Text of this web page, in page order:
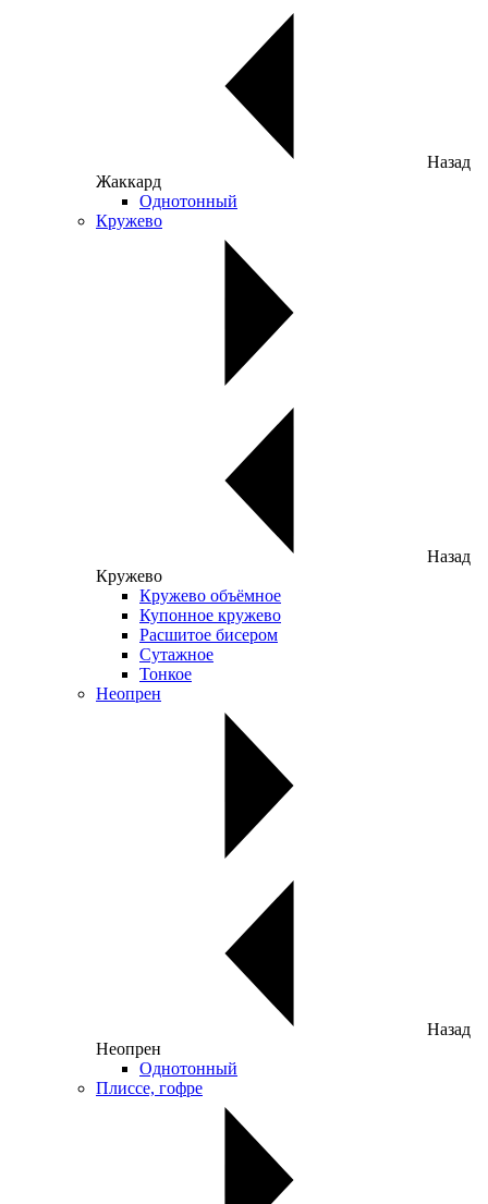
Назад
Жаккард
Однотонный
Кружево
Назад
Кружево
Кружево объёмное
Купонное кружево
Расшитое бисером
Сутажное
Тонкое
Неопрен
Назад
Неопрен
Однотонный
Плиссе, гофре